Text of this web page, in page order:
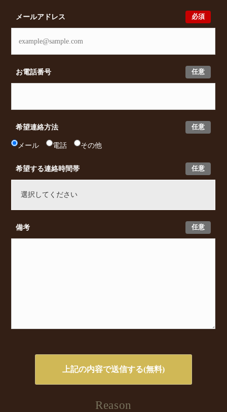
必須
メールアドレス
任意
お電話番号
任意
希望連絡方法
メール 電話 その他
任意
希望する連絡時間帯
任意
備考
Reason